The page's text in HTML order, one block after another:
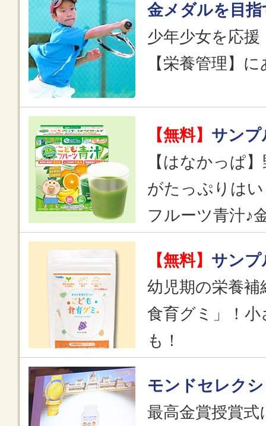
金メダルを目指
少年少女を応
【栄養管理】
【無料】 サンプ
【はなかっぱ
がたっぷりは
フルーツ青汁♪
【無料】 サンプ
幼児期の栄養
食育グミ」！
も！
モンドセレク
最高金賞授賞